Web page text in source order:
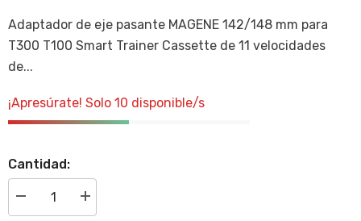
Adaptador de eje pasante MAGENE 142/148 mm para
T300 T100 Smart Trainer Cassette de 11 velocidades
de...
¡Apresúrate! Solo 10 disponible/s
Cantidad:
Disminuir
cantidad
Incrementar
la